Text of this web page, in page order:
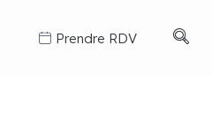
Prendre RDV